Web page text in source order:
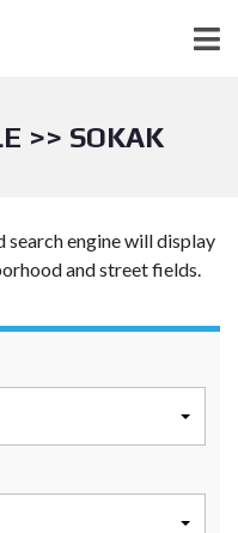
>> SOKAK
search engine will display
and street fields.